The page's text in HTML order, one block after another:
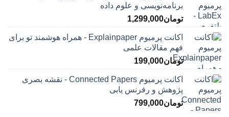
برنامه‌نویسی و علوم داده
تومان1,299,000
اکانت پرمیوم Explainpaper - همراه هوشمند تو برای
فهم مقالات علمی
تومان199,000
اکانت پرمیوم Connected Papers - نقشه بصری
پژوهش و رفرنس یابی
تومان799,000